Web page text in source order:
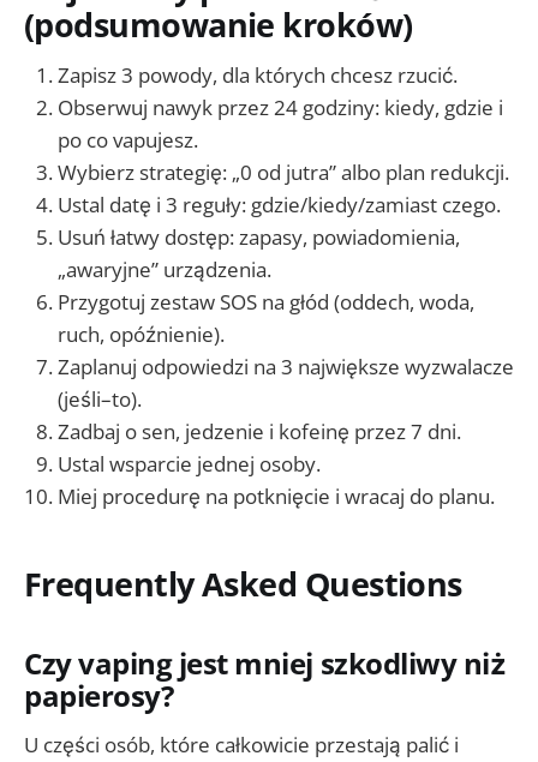
(podsumowanie kroków)
Zapisz 3 powody, dla których chcesz rzucić.
Obserwuj nawyk przez 24 godziny: kiedy, gdzie i
po co vapujesz.
Wybierz strategię: „0 od jutra” albo plan redukcji.
Ustal datę i 3 reguły: gdzie/kiedy/zamiast czego.
Usuń łatwy dostęp: zapasy, powiadomienia,
„awaryjne” urządzenia.
Przygotuj zestaw SOS na głód (oddech, woda,
ruch, opóźnienie).
Zaplanuj odpowiedzi na 3 największe wyzwalacze
(jeśli–to).
Zadbaj o sen, jedzenie i kofeinę przez 7 dni.
Ustal wsparcie jednej osoby.
Miej procedurę na potknięcie i wracaj do planu.
Frequently Asked Questions
Czy vaping jest mniej szkodliwy niż
papierosy?
U części osób, które całkowicie przestają palić i